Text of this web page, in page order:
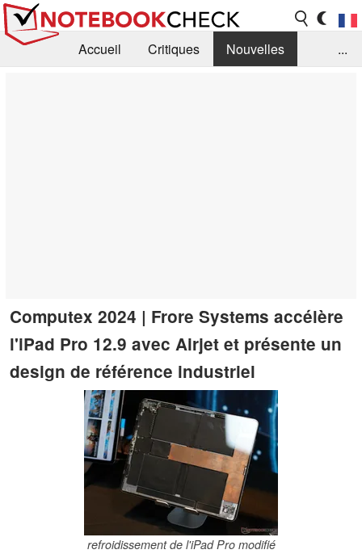
Accueil Critiques
Nouvelles
...
Computex 2024 | Frore Systems accélère
l'iPad Pro 12.9 avec Airjet et présente un
design de référence industriel
refroidissement de l'iPad Pro modifié